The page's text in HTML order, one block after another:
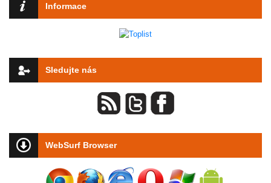
Informace
Sledujte nás
WebSurf Browser